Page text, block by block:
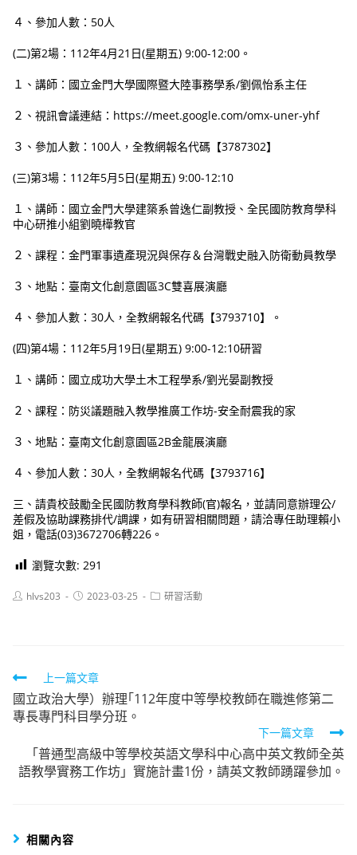
４、參加人數：50人
(二)第2場：112年4月21日(星期五) 9:00-12:00。
１、講師：國立金門大學國際暨大陸事務學系/劉佩怡系主任
２、視訊會議連結：https://meet.google.com/omx-uner-yhf
３、參加人數：100人，全教網報名代碼【3787302】
(三)第3場：112年5月5日(星期五) 9:00-12:10
１、講師：國立金門大學建築系曾逸仁副教授、全民國防教育學科
中心研推小組劉曉樺教官
２、課程：金門軍事遺產現況與保存＆台灣戰史融入防衛動員教學
３、地點：臺南文化創意園區3C雙喜展演廳
４、參加人數：30人，全教網報名代碼【3793710】。
(四)第4場：112年5月19日(星期五) 9:00-12:10研習
１、講師：國立成功大學土木工程學系/劉光晏副教授
２、課程：防災議題融入教學推廣工作坊-安全耐震我的家
３、地點：臺南文化創意園區2B金龍展演廳
４、參加人數：30人，全教網報名代碼【3793716】
三、請貴校鼓勵全民國防教育學科教師(官)報名，並請同意辦理公/
差假及協助課務排代/調課，如有研習相關問題，請洽專任助理賴小
姐，電話(03)3672706轉226。
瀏覽次數: 291
Posthlvs203
Post2023-03-25
Post研習活動
Read
more
articles
上一篇文章
國立政治大學）辦理｢112年度中等學校教師在職進修第二
專長專門科目學分班。
下一篇文章
「普通型高級中等學校英語文學科中心高中英文教師全英
語教學實務工作坊」實施計畫1份，請英文教師踴躍參加。
相關內容